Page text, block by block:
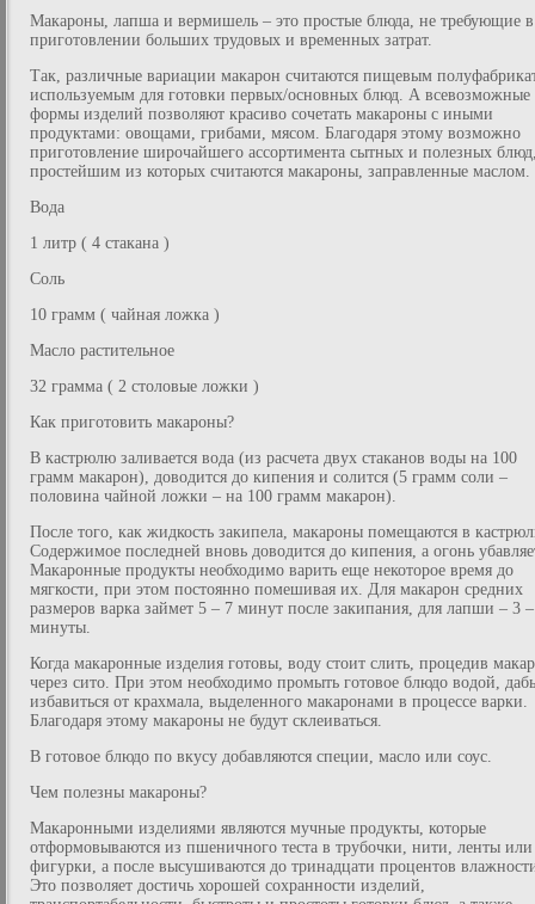
Макароны, лапша и вермишель – это простые блюда, не требующие в
приготовлении больших трудовых и временных затрат.
Так, различные вариации макарон считаются пищевым
используемым для готовки первых/основных блюд. А всевозможные
формы изделий позволяют красиво сочетать макароны с иными
продуктами: овощами, грибами, мясом. Благодаря этому возможно
приготовление широчайшего ассортимента сытных и полезных
простейшим из которых считаются макароны, заправленные маслом.
Вода
1 литр ( 4 стакана )
Соль
10 грамм ( чайная ложка )
Масло растительное
32 грамма ( 2 столовые ложки )
Как приготовить макароны?
В кастрюлю заливается вода (из расчета двух стаканов воды на 100
грамм макарон), доводится до кипения и солится (5 грамм соли –
половина чайной ложки – на 100 грамм макарон).
После того, как жидкость закипела, макароны помещаются в
Содержимое последней вновь доводится до кипения, а огонь
Макаронные продукты необходимо варить еще некоторое время до
мягкости, при этом постоянно помешивая их. Для макарон средних
размеров варка займет 5 – 7 минут после закипания, для лапши – 3
минуты.
Когда макаронные изделия готовы, воду стоит слить, процедив
через сито. При этом необходимо промыть готовое блюдо водой,
избавиться от крахмала, выделенного макаронами в процессе варки.
Благодаря этому макароны не будут склеиваться.
В готовое блюдо по вкусу добавляются специи, масло или соус.
Чем полезны макароны?
Макаронными изделиями являются мучные продукты, которые
отформовываются из пшеничного теста в трубочки, нити, ленты или
фигурки, а после высушиваются до тринадцати процентов
Это позволяет достичь хорошей сохранности изделий,